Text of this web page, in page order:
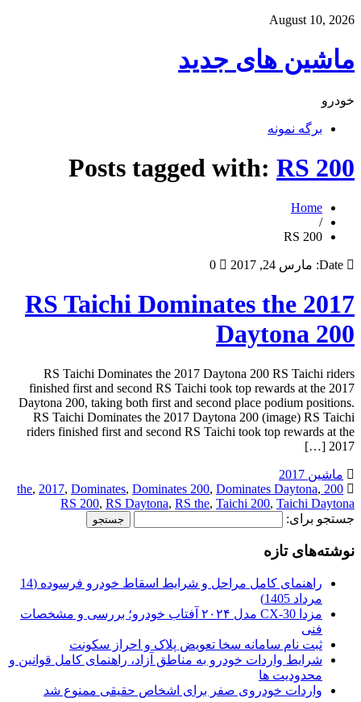
August 10, 2026
ماشین های جدید
خودرو
برگه نمونه
Posts tagged with: RS 200
Home
/
RS 200
Date: مارس 24, 2017 0
RS Taichi Dominates the 2017
Daytona 200
RS Taichi Dominates the 2017 Daytona 200 RS Taichi riders
finished first and second RS Taichi took top rewards at the 2017
Daytona 200, taking both first and second place podium positions.
RS Taichi Dominates the 2017 Daytona 200 (image) RS Taichi
riders finished first and second RS Taichi took top rewards at the
2017 […]
ماشین 2017
200 the
, 2017, Dominates, Dominates 200, Dominates Daytona,
RS 200, RS Daytona, RS the, Taichi 200, Taichi Daytona
جستجو برای:
نوشته‌های تازه
راهنمای کامل مراحل و شرایط اسقاط خودرو فرسوده (14
مرداد 1405)
مزدا CX-30 مدل ۲۰۲۴ آفتاب خودرو؛ بررسی و مشخصات
فنی
ثبت نام سامانه سخا تعویض پلاک و احراز سکونت
شرایط واردات خودرو به مناطق آزاد، راهنمای کامل قوانین و
محدودیت ها
واردات خودروی صفر برای اشخاص حقیقی ممنوع شد